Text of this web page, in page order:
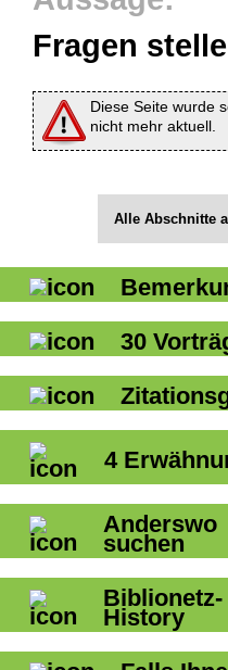
Fragen
Diese Seite wurde
nicht mehr aktuell.
Alle Abschnitte
30
4
Anderswo
suchen
Biblionetz-
History